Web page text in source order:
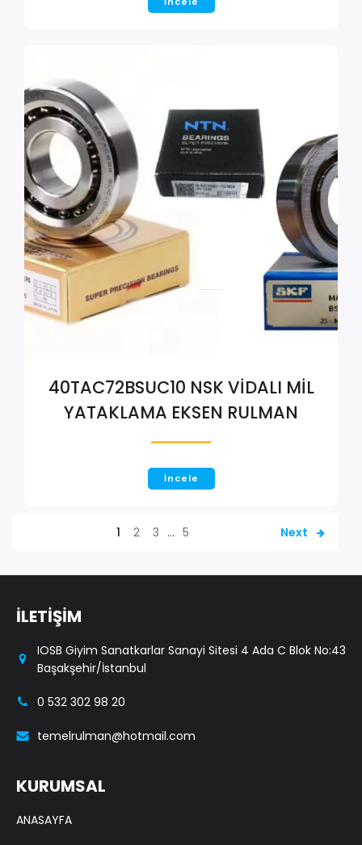
40TAC72BSUC10 NSK VİDALI MİL
YATAKLAMA EKSEN RULMAN
İncele
1 2 3 … 5 Next
İLETİŞİM
IOSB Giyim Sanatkarlar Sanayi Sitesi 4 Ada C Blok No:43
Başakşehir/İstanbul
0 532 302 98 20
temelrulman@hotmail.com
KURUMSAL
ANASAYFA